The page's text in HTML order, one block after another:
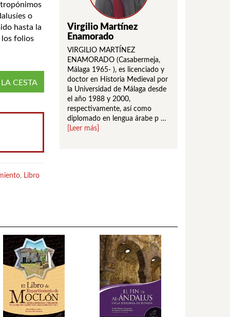
o
hasta la
los folios
CESTA
, Libro
Alemán
Alemán es
doctora en Historia.
la Edad
examinado su
Virgilio Martínez
Enamorado
VIRGILIO MARTÍNEZ
ENAMORADO (Casabermeja,
Málaga 1965- ), es licenciado y
doctor en Historia Medieval por
la Universidad de Málaga desde
el año 1988 y 2000,
respectivamente, así como
diplomado en lengua árabe p …
[Leer más]